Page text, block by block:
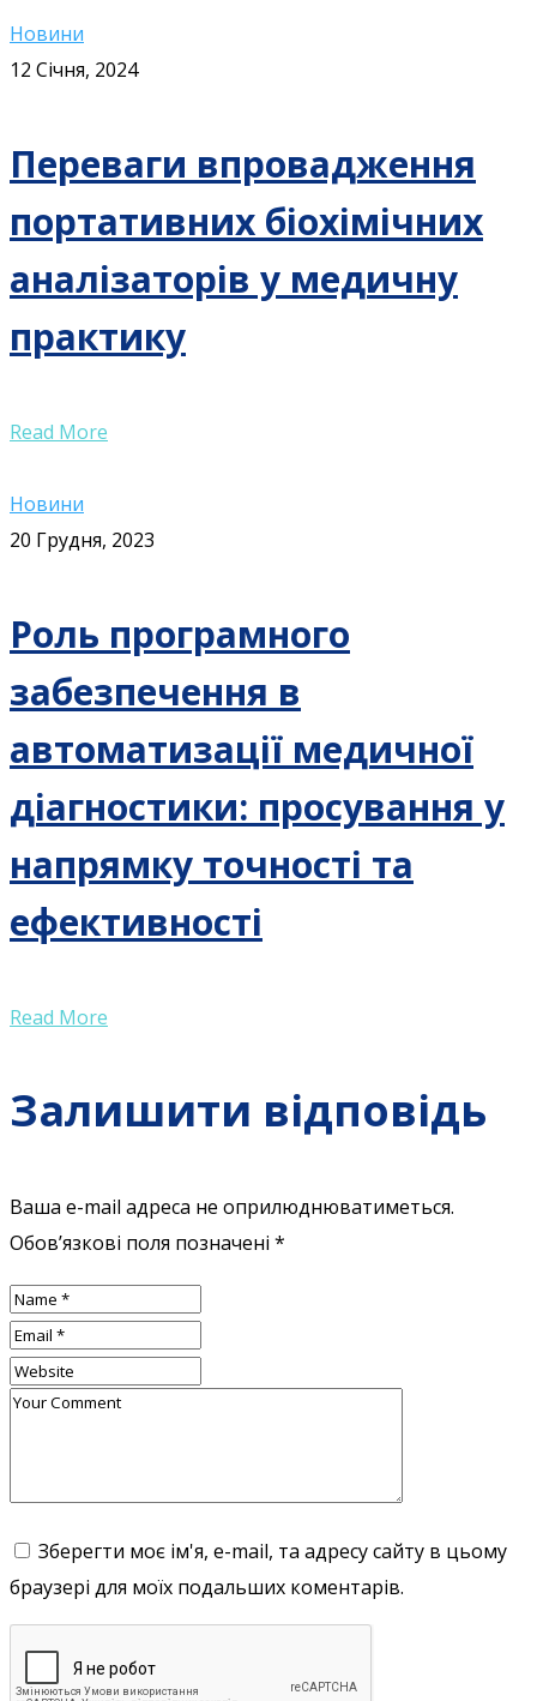
Новини
12 Січня, 2024
Переваги впровадження
портативних біохімічних
аналізаторів у медичну
практику
Read More
Новини
20 Грудня, 2023
Роль програмного
забезпечення в
автоматизації медичної
діагностики: просування у
напрямку точності та
ефективності
Read More
Залишити відповідь
Ваша e-mail адреса не оприлюднюватиметься.
Обов’язкові поля позначені *
Зберегти моє ім'я, e-mail, та адресу сайту в цьому
браузері для моїх подальших коментарів.